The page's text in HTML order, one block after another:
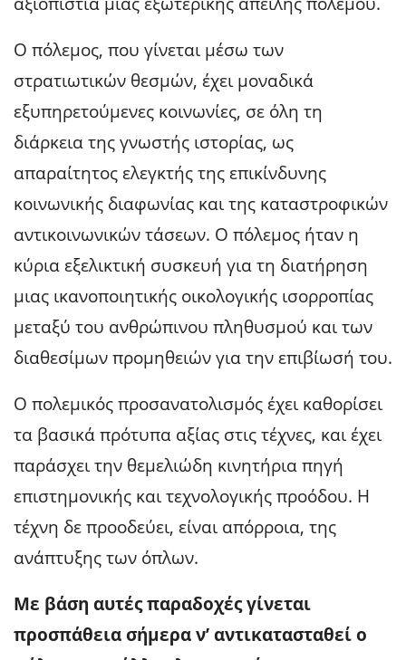
Ο πόλεμος, που γίνεται μέσω των
στρατιωτικών θεσμών, έχει μοναδικά
εξυπηρετούμενες κοινωνίες, σε όλη τη
διάρκεια της γνωστής ιστορίας, ως
απαραίτητος ελεγκτής της επικίνδυνης
κοινωνικής διαφωνίας και της καταστροφικών
αντικοινωνικών τάσεων. Ο πόλεμος ήταν η
κύρια εξελικτική συσκευή για τη διατήρηση
μιας ικανοποιητικής οικολογικής ισορροπίας
μεταξύ του ανθρώπινου πληθυσμού και των
διαθεσίμων προμηθειών για την επιβίωσή του.
Ο πολεμικός προσανατολισμός έχει καθορίσει
τα βασικά πρότυπα αξίας στις τέχνες, και έχει
παράσχει την θεμελιώδη κινητήρια πηγή
επιστημονικής και τεχνολογικής προόδου. Η
τέχνη δε προοδεύει, είναι απόρροια, της
ανάπτυξης των όπλων.
Με βάση αυτές παραδοχές γίνεται
προσπάθεια σήμερα ν’ αντικατασταθεί ο